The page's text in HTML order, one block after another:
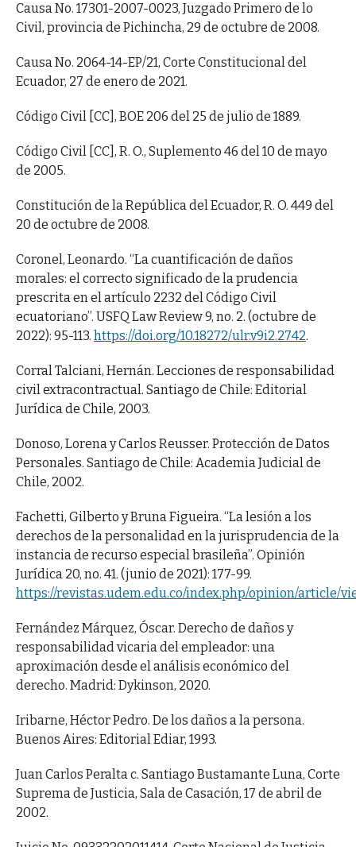
Causa No. 17301-2007-0023, Juzgado Primero de lo
Civil, provincia de Pichincha, 29 de octubre de 2008.
Causa No. 2064-14-EP/21, Corte Constitucional del
Ecuador, 27 de enero de 2021.
Código Civil [CC], BOE 206 del 25 de julio de 1889.
Código Civil [CC], R. O., Suplemento 46 del 10 de mayo
de 2005.
Constitución de la República del Ecuador, R. O. 449 del
20 de octubre de 2008.
Coronel, Leonardo. “La cuantificación de daños
morales: el correcto significado de la prudencia
prescrita en el artículo 2232 del Código Civil
ecuatoriano”. USFQ Law Review 9, no. 2. (octubre de
2022): 95-113. https://doi.org/10.18272/ulr.v9i2.2742.
Corral Talciani, Hernán. Lecciones de responsabilidad
civil extracontractual. Santiago de Chile: Editorial
Jurídica de Chile, 2003.
Donoso, Lorena y Carlos Reusser. Protección de Datos
Personales. Santiago de Chile: Academia Judicial de
Chile, 2002.
Fachetti, Gilberto y Bruna Figueira. “La lesión a los
derechos de la personalidad en la jurisprudencia de la
instancia de recurso especial brasileña”. Opinión
Jurídica 20, no. 41. (junio de 2021): 177-99.
https://revistas.udem.edu.co/index.php/opinion/article/
Fernández Márquez, Óscar. Derecho de daños y
responsabilidad vicaria del empleador: una
aproximación desde el análisis económico del
derecho. Madrid: Dykinson, 2020.
Iribarne, Héctor Pedro. De los daños a la persona.
Buenos Aires: Editorial Ediar, 1993.
Juan Carlos Peralta c. Santiago Bustamante Luna, Corte
Suprema de Justicia, Sala de Casación, 17 de abril de
2002.